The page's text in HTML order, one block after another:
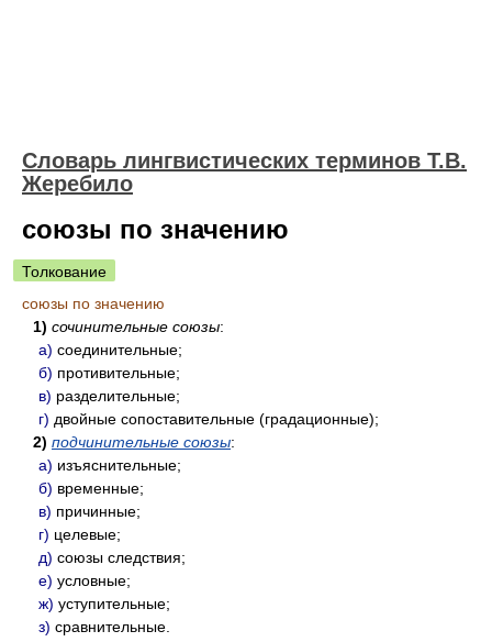
Словарь лингвистических терминов Т.В.
Жеребило
союзы по значению
Толкование
союзы по значению
1) сочинительные союзы:
а) соединительные;
б) противительные;
в) разделительные;
г) двойные сопоставительные (градационные);
2) подчинительные союзы:
а) изъяснительные;
б) временные;
в) причинные;
г) целевые;
д) союзы следствия;
е) условные;
ж) уступительные;
з) сравнительные.